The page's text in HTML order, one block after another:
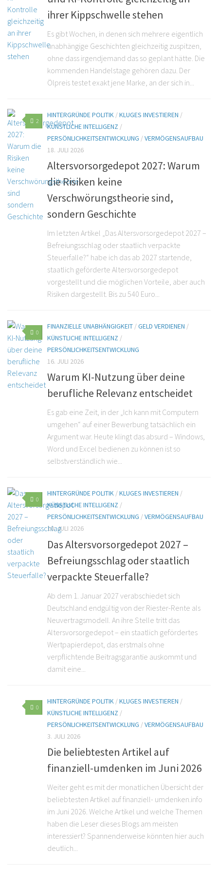
ihrer Kippschwelle stehen
Es gibt Wochen, in denen sich mehrere eigentlich
unabhängige Geschichten gleichzeitig zuspitzen,
ohne dass irgendjemand das so geplant hätte. Die
kommenden Handelstage gehören dazu. Der
Ölpreis testet exakt jene Marke, an der sich in...
2
HINTERGRÜNDE POLITIK /KLUGES INVESTIEREN /
KÜNSTLICHE INTELLIGENZ /
PERSÖNLICHKEITSENTWICKLUNG /VERMÖGENSAUFBAU
18. JULI 2026
Altersvorsorgedepot 2027: Warum
die Risiken keine
Verschwörungstheorie sind,
sondern Geschichte
Im letzten Artikel „Das Altersvorsorgedepot 2027 –
Befreiungsschlag oder staatlich verpackte
Steuerfalle?“ habe ich das ab 2027 startende,
staatlich geförderte Altersvorsorgedepot
vorgestellt und die möglichen Vorteile, aber auch
Risiken dargestellt. Bis zu 540 Euro...
0
FINANZIELLE UNABHÄNGIGKEIT /GELD VERDIENEN /
KÜNSTLICHE INTELLIGENZ /
PERSÖNLICHKEITSENTWICKLUNG
16. JULI 2026
Warum KI-Nutzung über deine
berufliche Relevanz entscheidet
Es gab eine Zeit, in der „Ich kann mit Computern
umgehen“ auf einer Bewerbung tatsächlich ein
Argument war. Heute klingt das absurd – Windows,
Word und Excel bedienen zu können ist so
selbstverständlich wie...
0
HINTERGRÜNDE POLITIK /KLUGES INVESTIEREN /
KÜNSTLICHE INTELLIGENZ /
PERSÖNLICHKEITSENTWICKLUNG /VERMÖGENSAUFBAU
10. JULI 2026
Das Altersvorsorgedepot 2027 –
Befreiungsschlag oder staatlich
verpackte Steuerfalle?
Ab dem 1. Januar 2027 verabschiedet sich
Deutschland endgültig von der Riester-Rente als
Neuvertragsmodell. An ihre Stelle tritt das
Altersvorsorgedepot – ein staatlich gefördertes
Wertpapierdepot, das erstmals ohne
verpflichtende Beitragsgarantie auskommt und
damit eine...
0
HINTERGRÜNDE POLITIK /KLUGES INVESTIEREN /
KÜNSTLICHE INTELLIGENZ /
PERSÖNLICHKEITSENTWICKLUNG /VERMÖGENSAUFBAU
3. JULI 2026
Die beliebtesten Artikel auf
finanziell-umdenken im Juni 2026
Weiter geht es mit der monatlichen Übersicht der
beliebtesten Artikel auf finanziell- umdenken.info
im Juni 2026. Welche Artikel und welche Themen
haben die Leser dieses Blogs am meisten
interessiert? Spannenderweise könnten hier auch
deutlich...